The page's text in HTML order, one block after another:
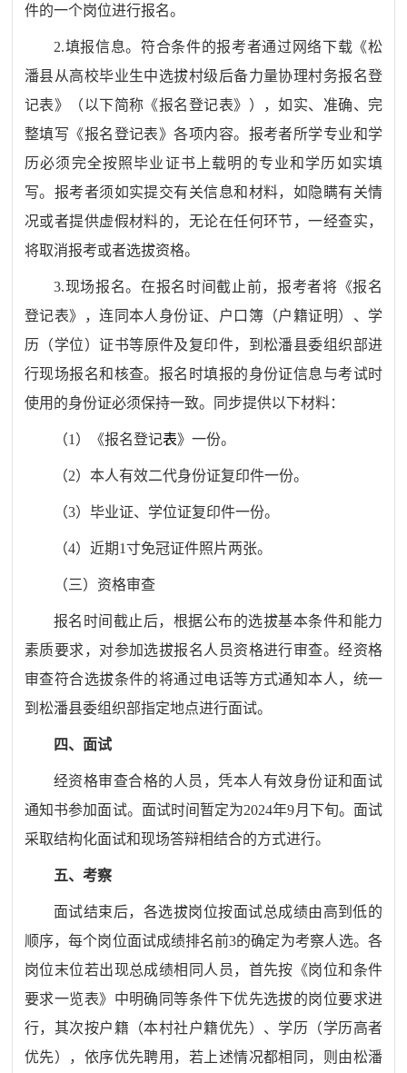
件的一个岗位进行报名。
2.填报信息。符合条件的报考者通过网络下载 《松
潘县从高校毕业生中选拔村级后备力量协理村务报名登
记表》（以下简称《报名登记表》）
，如实、准确、完
整填写《报名登记表》各项内容。 报考者所学专业和学
历必须完全按照毕业证书上载明的专业和学历如实填
写。报考者须如实提交有关信息和材料，如隐瞒有关情
况或者提供虚假材料的，无论在任何环节，一经查实，
将取消报考或者选拔资格。
3.现场报名。在报名时间截止前， 报考者将《报名
登记表》，连同本人身份证、户口簿（户籍证明）、 学
历（学位）证书等原件及复印件，到 松潘县委组织部进
行现场报名和核查。报名时填报的身份证信息与考试时
使用的身份证必须保持一致。
同步提供以下材料：
（1 ）《报名登记表》一份。
（2）本人有效二代身份证复印件一份。
（3）毕业证、学位证复印件一份。
（4）近期1寸免冠证件照片两张。
（三）资格审查
报名时间截止后，根据公布的选拔基本条件和能力
素质要求，对参加选拔报名人员资格进行审查。经资格
审查符合选拔条件的将通过电话等方式通知本人，统一
到松潘县委组织部指定地点进行面试。
四、面试
经资格审查合格的人员，凭本人有效身份证和面试
通知书参加面试。面试时间暂定为2024年9月 下旬。 面试
采取结构化面试和现场答辩相结合的方式进行。
五、考察
面试结束后，各选拔岗位按面试总成绩由高到低的
顺序，每个岗位面试成绩排名前3的确定为考察人选。各
岗位末位若出现总成绩相同人员 ，首先按《岗位和条件
要求一览表》中明确同等条件下优先选拔的岗位要求进
行，其次按户籍（本村社户籍优先）、学历（学历高者
优先），依序优先聘用，若上述情况都相同，则由松潘